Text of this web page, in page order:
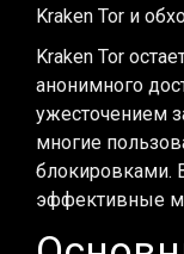
Kraken Tor и
Kraken Tor
анонимного
ужесточением
многие
блокировками.
эффективные